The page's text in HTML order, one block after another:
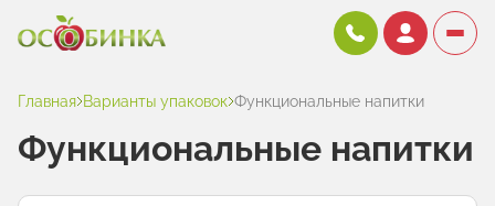
Главная Варианты упаковок Функциональные напитки
Функциональные напитки